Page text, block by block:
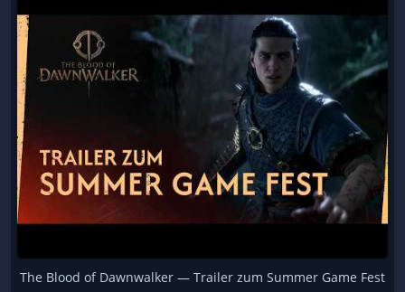
The Blood of Dawnwalker — Trailer zum Summer Game Fest